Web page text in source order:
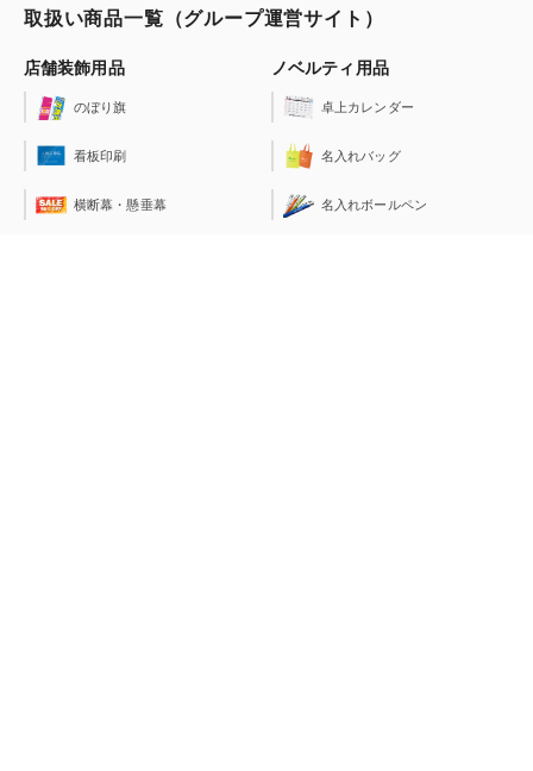
取扱い商品一覧（グループ運営サイト）
店舗装飾用品
のぼり旗
看板印刷
横断幕・懸垂幕
ノベルティ用品
卓上カレンダー
名入れバッグ
名入れボールペン